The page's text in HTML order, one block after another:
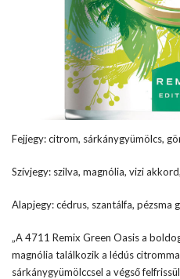
Fejjegy: citrom, sárkánygyümölcs,
Szívjegy: szilva, magnólia, vizi
Alapjegy: cédrus, szantálfa, pézsma
„A 4711 Remix Green Oasis a
magnólia találkozik a lédús
sárkánygyümölccsel a végső